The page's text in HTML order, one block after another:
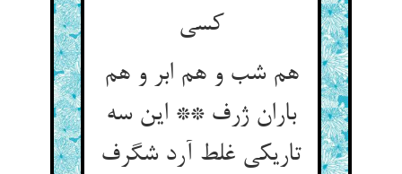
کسی
هم شب و هم ابر و هم
باران ژرف ** این سه
تاریکی غلط آرد شگرف